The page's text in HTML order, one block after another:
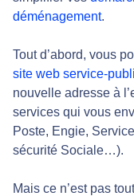
déménagement.
Tout d’abord, vous
site web service-
nouvelle adresse à
services qui vous
Poste, Engie,
sécurité Sociale…).
Mais ce n’est pas